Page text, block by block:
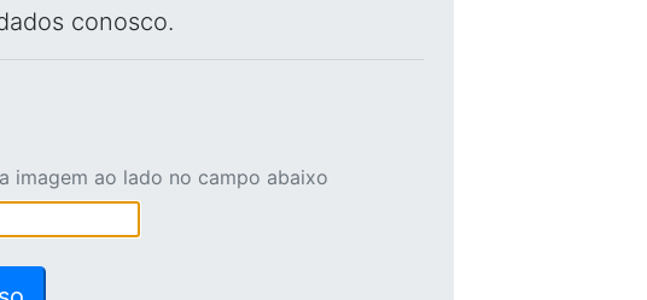
conosco.
imagem ao lado no campo abaixo